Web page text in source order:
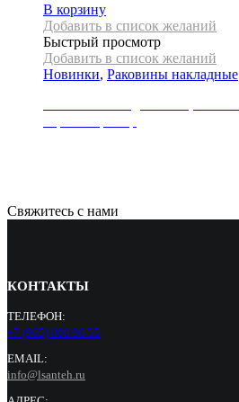
В корзину
Добавить в список желаний
Быстрый просмотр
Добавить в список желаний
Новинки, Раковины накладные
Свяжитесь с нами
КОНТАКТЫ
ТЕЛЕФОН:
+7 (965) 000 90 55
EMAIL:
info@lsanteh.ru